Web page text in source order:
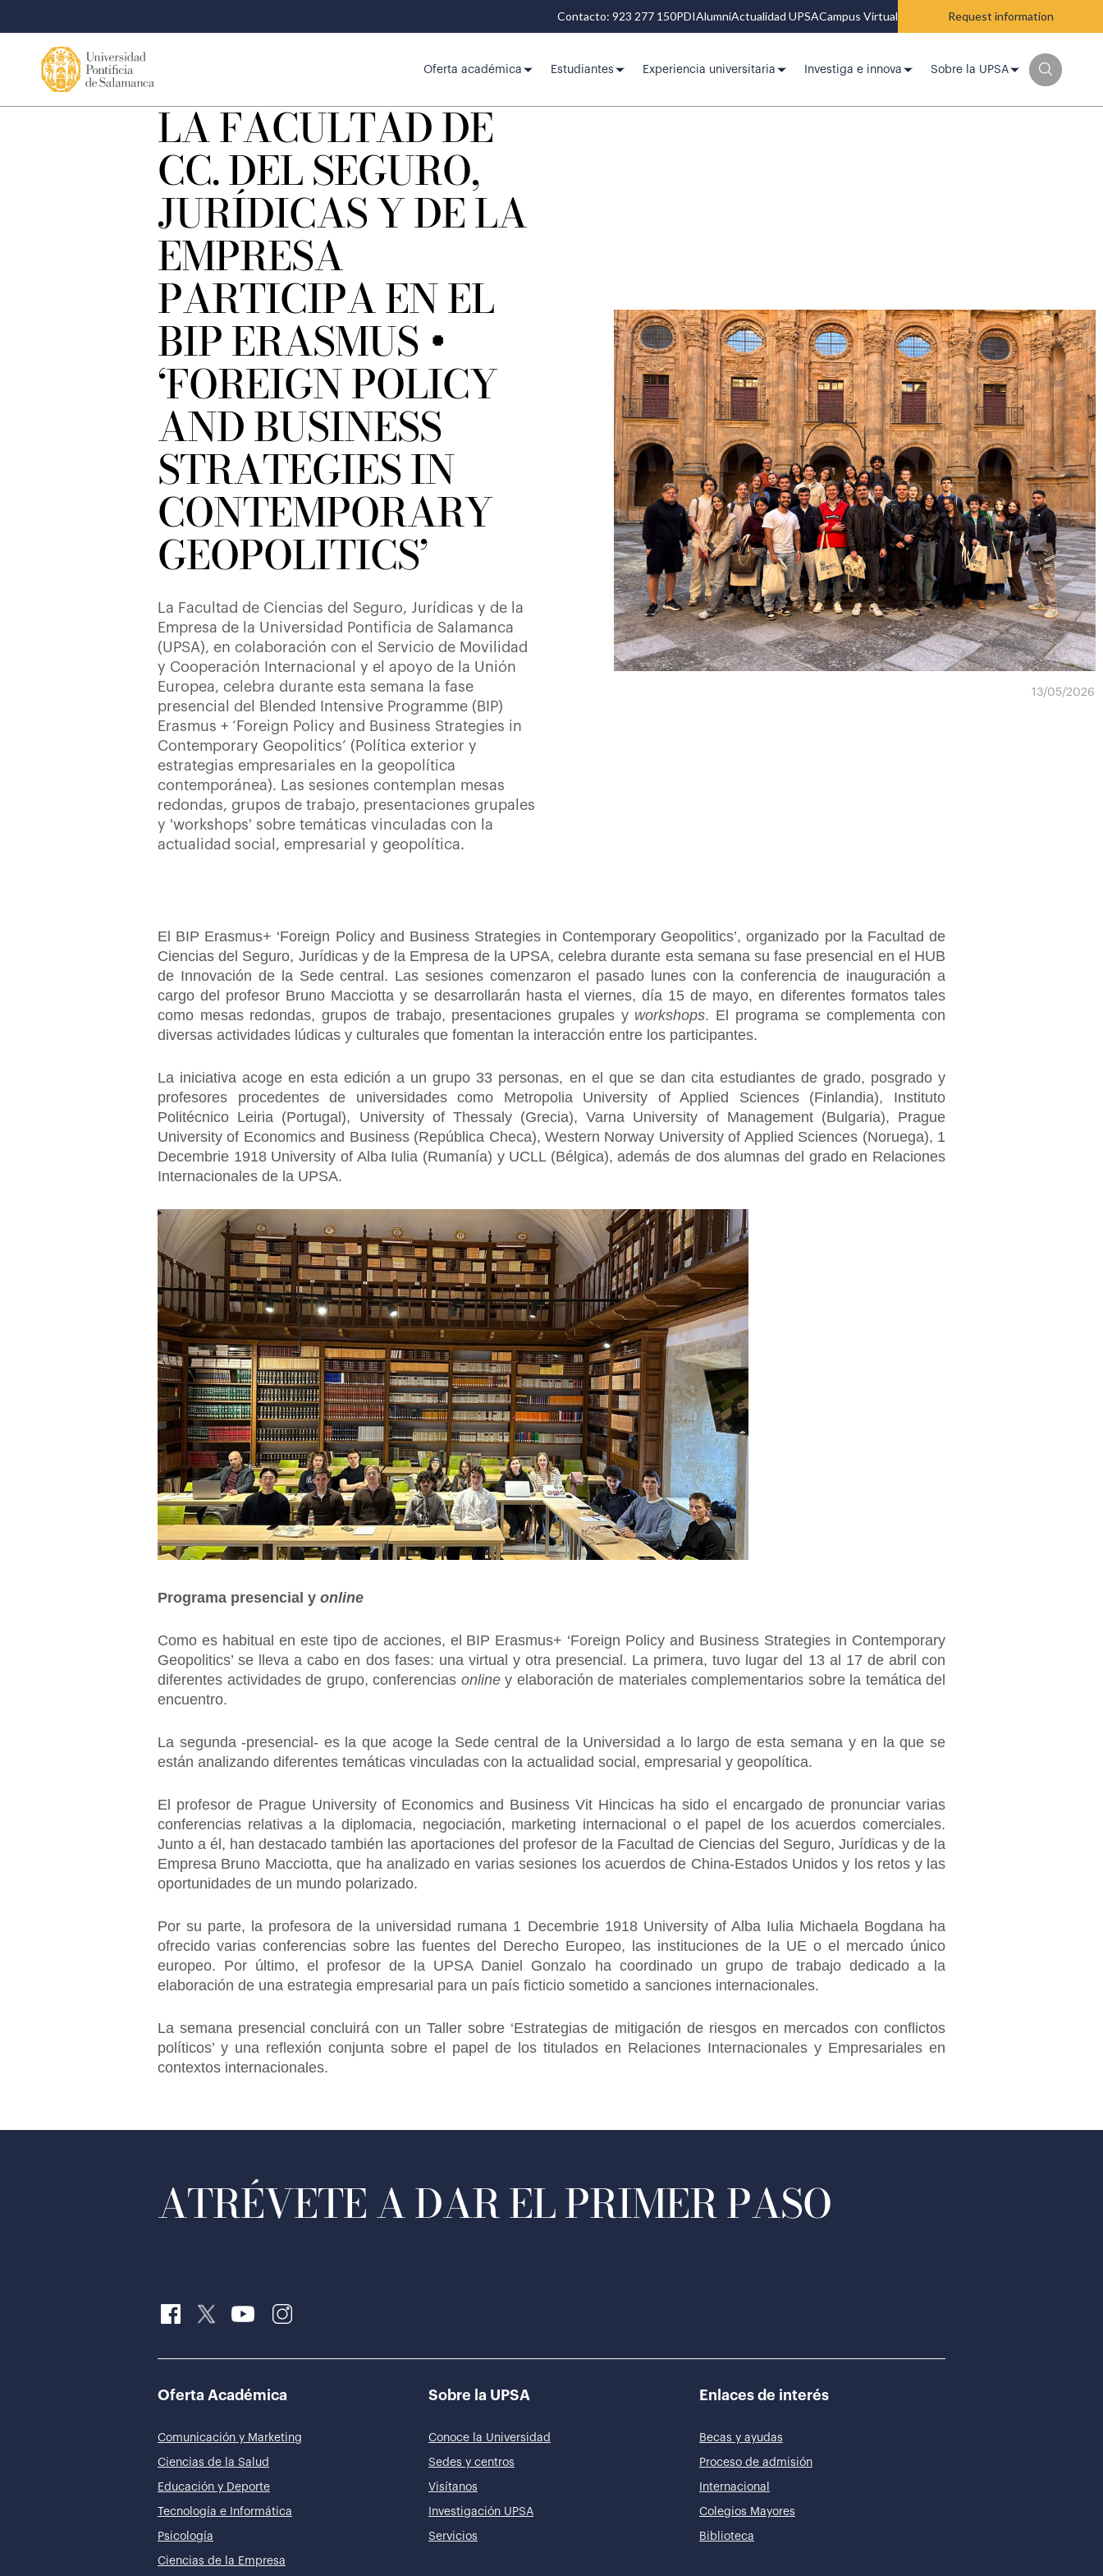
Contacto: 923 277 150PDIAlumniActualidad UPSACampus Virtual Request information
Oferta académica Estudiantes Experiencia universitaria Investiga e innova Sobre la UPSA
LA FACULTAD DE
CC. DEL SEGURO,
JURÍDICAS Y DE LA
EMPRESA
PARTICIPA EN EL
BIP ERASMUS +
‘FOREIGN POLICY
AND BUSINESS
STRATEGIES IN
CONTEMPORARY
GEOPOLITICS’
La Facultad de Ciencias del Seguro, Jurídicas y de la
Empresa de la Universidad Pontificia de Salamanca
(UPSA), en colaboración con el Servicio de Movilidad
y Cooperación Internacional y el apoyo de la Unión
Europea, celebra durante esta semana la fase
presencial del Blended Intensive Programme (BIP)
Erasmus + ‘Foreign Policy and Business Strategies in
Contemporary Geopolitics’ (Política exterior y
estrategias empresariales en la geopolítica
contemporánea). Las sesiones contemplan mesas
redondas, grupos de trabajo, presentaciones grupales
y 'workshops' sobre temáticas vinculadas con la
actualidad social, empresarial y geopolítica.
13/05/2026
El BIP Erasmus+ ‘Foreign Policy and Business Strategies in Contemporary Geopolitics’, organizado por la Facultad de
Ciencias del Seguro, Jurídicas y de la Empresa de la UPSA, celebra durante esta semana su fase presencial en el HUB
de Innovación de la Sede central. Las sesiones comenzaron el pasado lunes con la conferencia de inauguración a
cargo del profesor Bruno Macciotta y se desarrollarán hasta el viernes, día 15 de mayo, en diferentes formatos tales
como mesas redondas, grupos de trabajo, presentaciones grupales y workshops. El programa se complementa con
diversas actividades lúdicas y culturales que fomentan la interacción entre los participantes.
La iniciativa acoge en esta edición a un grupo 33 personas, en el que se dan cita estudiantes de grado, posgrado y
profesores procedentes de universidades como Metropolia University of Applied Sciences (Finlandia), Instituto
Politécnico Leiria (Portugal), University of Thessaly (Grecia), Varna University of Management (Bulgaria), Prague
University of Economics and Business (República Checa), Western Norway University of Applied Sciences (Noruega), 1
Decembrie 1918 University of Alba Iulia (Rumanía) y UCLL (Bélgica), además de dos alumnas del grado en Relaciones
Internacionales de la UPSA.
Programa presencial y online
Como es habitual en este tipo de acciones, el BIP Erasmus+ ‘Foreign Policy and Business Strategies in Contemporary
Geopolitics’ se lleva a cabo en dos fases: una virtual y otra presencial. La primera, tuvo lugar del 13 al 17 de abril con
diferentes actividades de grupo, conferencias onliney elaboración de materiales complementarios sobre la temática del
encuentro.
La segunda -presencial- es la que acoge la Sede central de la Universidad a lo largo de esta semana y en la que se
están analizando diferentes temáticas vinculadas con la actualidad social, empresarial y geopolítica.
El profesor de Prague University of Economics and Business Vit Hincicas ha sido el encargado de pronunciar varias
conferencias relativas a la diplomacia, negociación, marketing internacional o el papel de los acuerdos comerciales.
Junto a él, han destacado también las aportaciones del profesor de la Facultad de Ciencias del Seguro, Jurídicas y de la
Empresa Bruno Macciotta, que ha analizado en varias sesiones los acuerdos de China-Estados Unidos y los retos y las
oportunidades de un mundo polarizado.
Por su parte, la profesora de la universidad rumana 1 Decembrie 1918 University of Alba Iulia Michaela Bogdana ha
ofrecido varias conferencias sobre las fuentes del Derecho Europeo, las instituciones de la UE o el mercado único
europeo. Por último, el profesor de la UPSA Daniel Gonzalo ha coordinado un grupo de trabajo dedicado a la
elaboración de una estrategia empresarial para un país ficticio sometido a sanciones internacionales.
La semana presencial concluirá con un Taller sobre ‘Estrategias de mitigación de riesgos en mercados con conflictos
políticos’ y una reflexión conjunta sobre el papel de los titulados en Relaciones Internacionales y Empresariales en
contextos internacionales.
ATRÉVETE A DAR EL PRIMER PASO
Oferta Académica
Comunicación y Marketing
Ciencias de la Salud
Educación y Deporte
Tecnología e Informática
Psicología
Ciencias de la Empresa
Sobre la UPSA
Conoce la Universidad
Sedes y centros
Visítanos
Investigación UPSA
Servicios
Enlaces de interés
Becas y ayudas
Proceso de admisión
Internacional
Colegios Mayores
Biblioteca